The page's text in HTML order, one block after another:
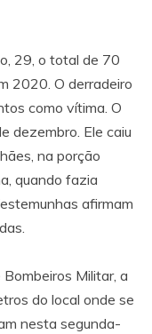
29, o total de 70
2020. O derradeiro
como vítima. O
dezembro. Ele caiu
na porção
quando fazia
afirmam
Militar, a
do local onde se
nesta segunda-